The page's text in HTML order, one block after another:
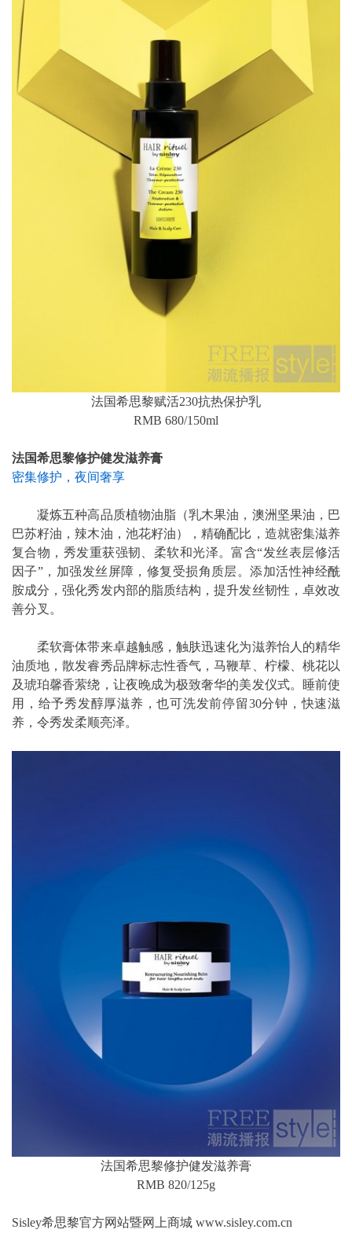
法国希思黎赋活230抗热保护乳
RMB 680/150ml
法国希思黎修护健发滋养膏
密集修护，夜间奢享
凝炼五种高品质植物油脂（乳木果油，澳洲坚果油，巴
巴苏籽油，辣木油，池花籽油），精确配比，造就密集滋养
复合物，秀发重获强韧、柔软和光泽。富含“发丝表层修活
因子”，加强发丝屏障，修复受损角质层。添加活性神经酰
胺成分，强化秀发内部的脂质结构，提升发丝韧性，卓效改
善分叉。
柔软膏体带来卓越触感，触肤迅速化为滋养怡人的精华
油质地，散发睿秀品牌标志性香气，马鞭草、柠檬、桃花以
及琥珀馨香萦绕，让夜晚成为极致奢华的美发仪式。睡前使
用，给予秀发醇厚滋养，也可洗发前停留30分钟，快速滋
养，令秀发柔顺亮泽。
法国希思黎修护健发滋养膏
RMB 820/125g
Sisley希思黎官方网站暨网上商城 www.sisley.com.cn